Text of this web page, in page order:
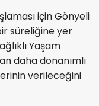
için Gönyeli
süreliğine yer
Yaşam
daha donanımlı
verileceğini